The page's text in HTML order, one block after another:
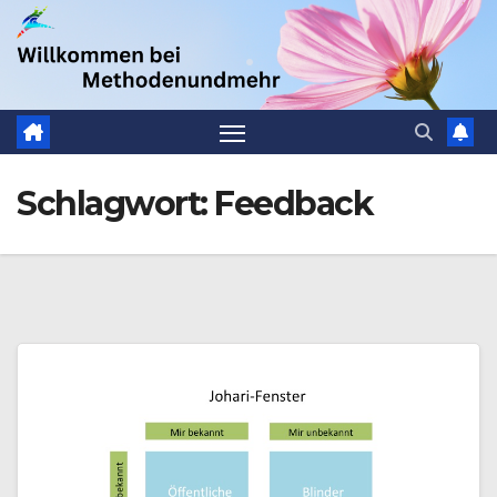
Zum
Inhalt
.
Schlagwort: Feedback